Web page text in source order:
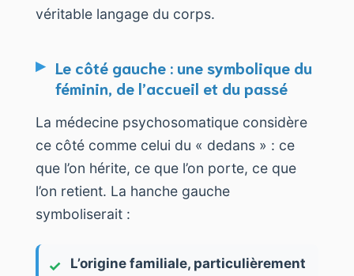
véritable langage du corps.
Le côté gauche : une symbolique du
féminin, de l’accueil et du passé
La médecine psychosomatique considère
ce côté comme celui du « dedans » : ce
que l’on hérite, ce que l’on porte, ce que
l’on retient. La hanche gauche
symboliserait :
L’origine familiale, particulièrement